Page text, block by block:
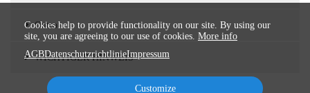
Outro
WICHTIGER HINWEIS
Cookies help to provide functionality on our site. By using our
site, you are agreeing to our use of cookies. More info
AGBDatenschutzrichtlinieImpressum
Customize